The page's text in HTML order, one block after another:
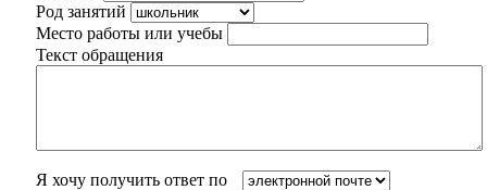
Род занятий
Место работы или учебы
Текст обращения
Я хочу получить ответ по